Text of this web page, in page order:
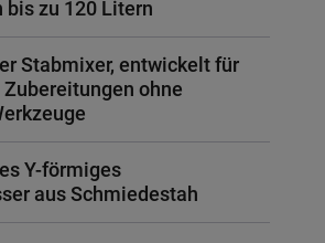
bis zu 120 Litern
Stabmixer, entwickelt für
ohne
Y-förmiges
aus Schmiedestah